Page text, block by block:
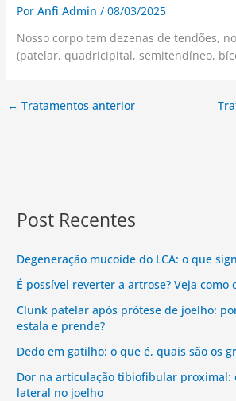
PorAnfi Admin/08/03/2025
Nosso corpo tem dezenas de tendões,
(patelar, quadricipital, semitendíneo,
← Tratamentos anterior
Post Recentes
Degeneração mucoide do LCA: o que
É possível reverter a artrose? Veja como
Clunk patelar após prótese de joelho:
estala e prende?
Dedo em gatilho: o que é, quais são os
Dor na articulação tibiofibular proximal:
lateral no joelho